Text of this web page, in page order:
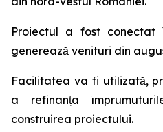
Proiectul a fost
generează venituri din
Facilitatea va fi utilizată,
a refinanța
construirea proiectului.